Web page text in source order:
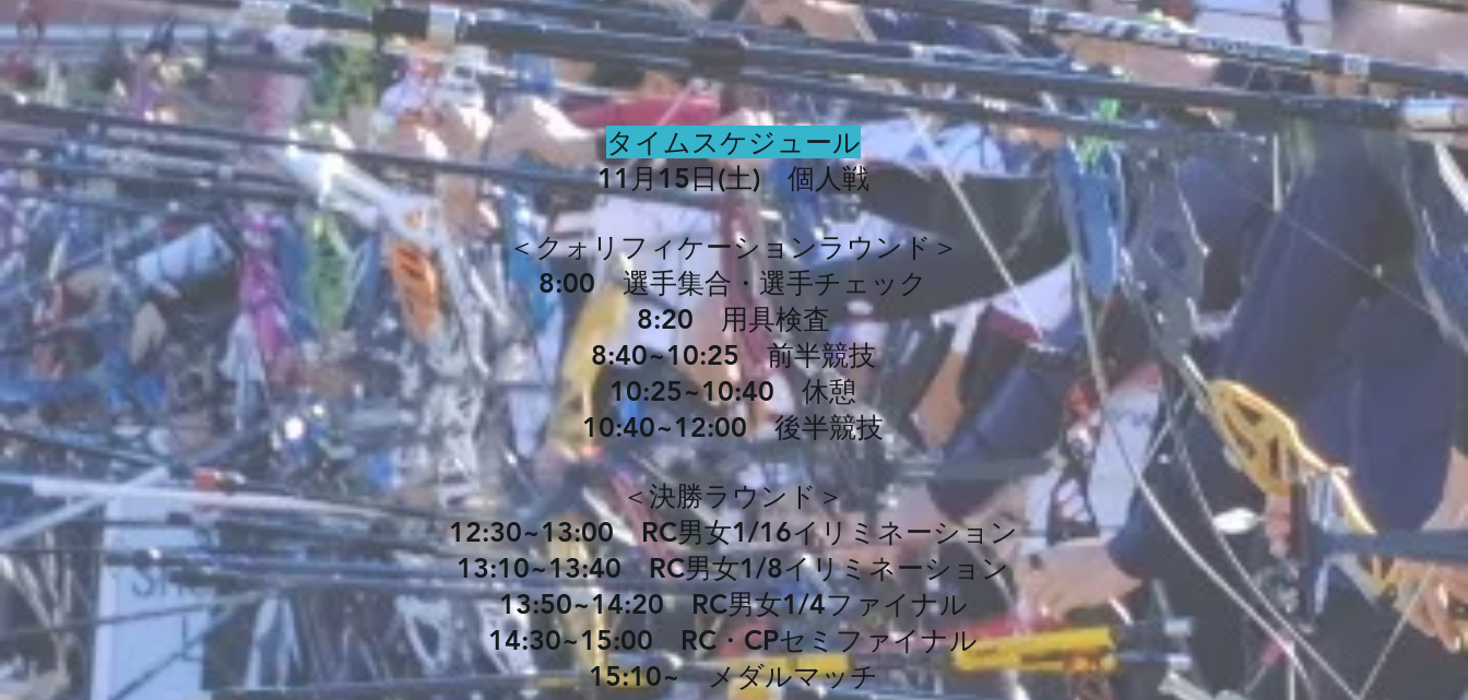
タイムスケジュール
11月15日(土) 個人戦
＜クォリフィケーションラウンド＞
8:00 選手集合・選手チェック
8:20 用具検査
8:40~10:25 前半競技
10:25~10:40 休憩
10:40~12:00 後半競技
＜決勝ラウンド＞
12:30~13:00 RC男女1/16イリミネーション
13:10~13:40 RC男女1/8イリミネーション
13:50~14:20 RC男女1/4ファイナル
14:30~15:00 RC・CPセミファイナル
15:10~ メダルマッチ